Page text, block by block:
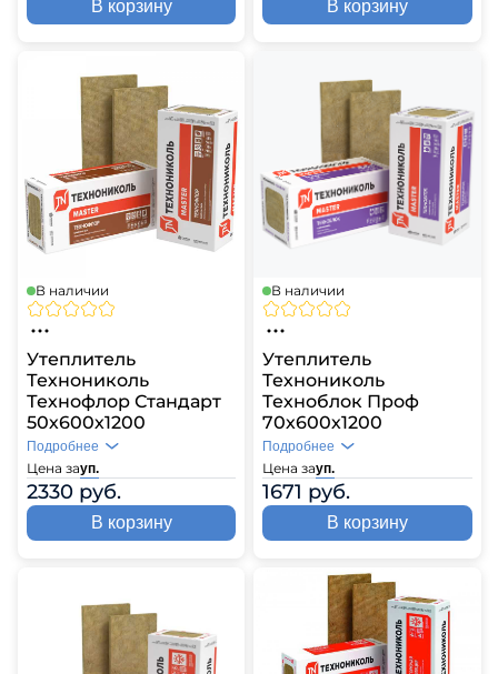
В корзину В корзину
В наличии
Утеплитель
Технониколь
Технофлор Стандарт
50х600х1200
Цена зауп.
2330 руб.
Подробнее
В корзину
В наличии
Утеплитель
Технониколь
Техноблок Проф
70х600х1200
Цена зауп.
1671 руб.
Подробнее
В корзину